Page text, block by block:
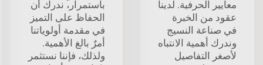
معايير الحرفية. لدينا
عقود من الخبرة
في صناعة النسيج
وندرك أهمية الانتباه
لأصغر التفاصيل
باستمرار، ندرك أن
الحفاظ على التميز
في مقدمة أولوياتنا
أمرٌ بالغ الأهمية.
ولذلك، فإننا نستثمر